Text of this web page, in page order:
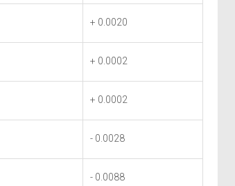
+ 0.0020
+ 0.0002
+ 0.0002
- 0.0028
- 0.0088